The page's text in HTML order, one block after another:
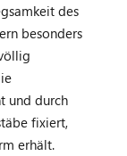
des
besonders
und durch
fixiert,
erhält.